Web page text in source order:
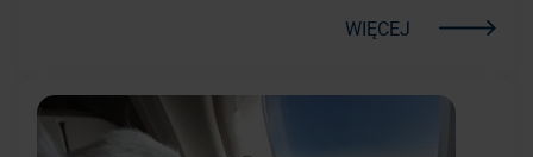
WIĘCEJ